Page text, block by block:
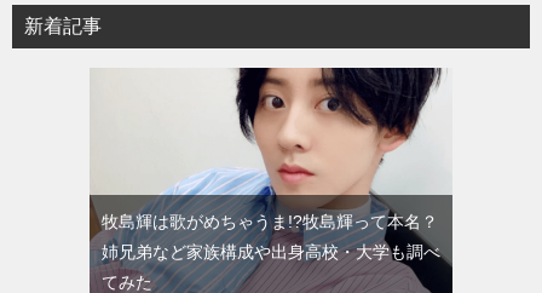
新着記事
牧島輝は歌がめちゃうま!?牧島輝って本名？
姉兄弟など家族構成や出身高校・大学も調べ
てみた